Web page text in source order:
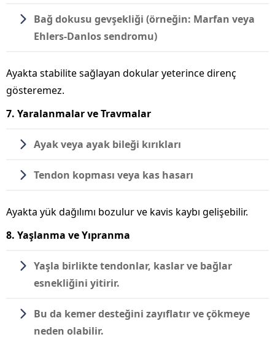
Bağ dokusu gevşekliği (örneğin: Marfan veya
Ehlers-Danlos sendromu)
Ayakta stabilite sağlayan dokular yeterince direnç
gösteremez.
7. Yaralanmalar ve Travmalar
Ayak veya ayak bileği kırıkları
Tendon kopması veya kas hasarı
Ayakta yük dağılımı bozulur ve kavis kaybı gelişebilir.
8. Yaşlanma ve Yıpranma
Yaşla birlikte tendonlar, kaslar ve bağlar
esnekliğini yitirir.
Bu da kemer desteğini zayıflatır ve çökmeye
neden olabilir.